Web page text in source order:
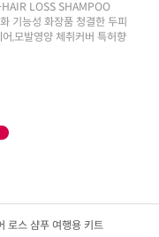
LOSS SHAMPOO
기능성 화장품 청결한 두피
,모발영양 체취커버 특허향
로스 샴푸 여행용 키트